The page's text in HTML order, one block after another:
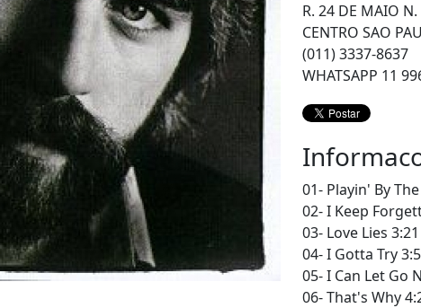
R. 24 DE MAIO N.
CENTRO SAO
(011) 3337-8637
WHATSAPP 11
01- Playin' By
02- I Keep
03- Love Lies 3:21
04- I Gotta Try
05- I Can Let Go
06- That's Why